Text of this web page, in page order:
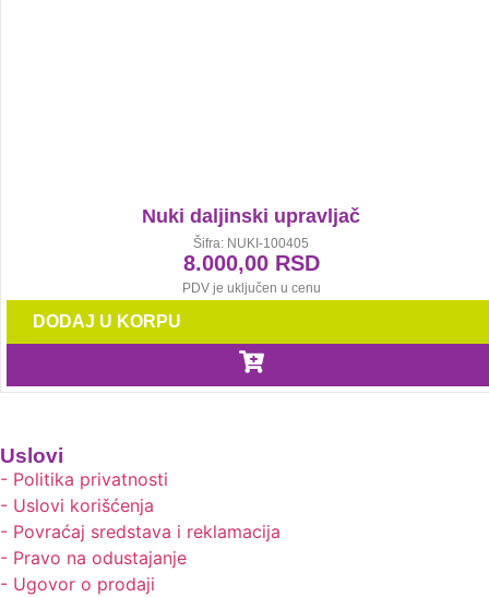
Nuki daljinski upravljač
Šifra: NUKI-100405
8.000,00 RSD
PDV je uključen u cenu
DODAJ U KORPU
Uslovi
- Politika privatnosti
- Uslovi korišćenja
- Povraćaj sredstava i reklamacija
- Pravo na odustajanje
- Ugovor o prodaji